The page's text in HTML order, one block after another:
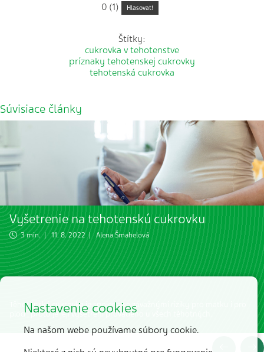
0 (1) Hlasovat!
Štítky:
cukrovka v tehotenstve
príznaky tehotenskej cukrovky
tehotenská cukrovka
Súvisiace články
Vyšetrenie na tehotenskú cukrovku
3 min. | 11. 8. 2022 |Alena Šmahelová
Těhotenská cukrovka je spojena se závažnými riziky pro matku i pro
plod , proto je její vyšetření prováděno u všech těhotných.
Nastavenie cookies
Na našom webe používame súbory cookie.